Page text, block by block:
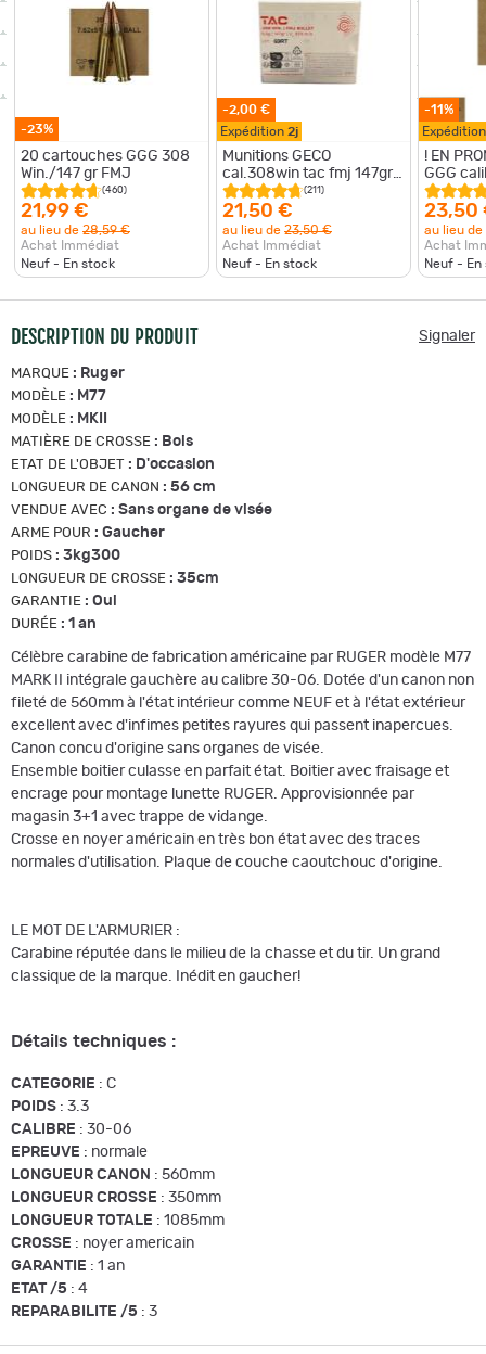
-23%
20 cartouches GGG 308
Win./147 gr FMJ
(460)
21,99 €
au lieu de 28,59 €
Achat Immédiat
Neuf - En stock
-2,00 €
Expédition 2j
Munitions GECO
cal.308win tac fmj 147gr
9.5g par 20 (211)
21,50 €
au lieu de 23,50 €
Achat Immédiat
Neuf - En stock
-11%
! EN
GGG
M80
147
23,50
au lieu de
Achat
Neuf - En
DESCRIPTION DU PRODUIT Signaler
MARQUE : Ruger
MODÈLE : M77
MODÈLE : MKII
MATIÈRE DE CROSSE : Bois
ETAT DE L'OBJET : D'occasion
LONGUEUR DE CANON : 56 cm
VENDUE AVEC : Sans organe de visée
ARME POUR : Gaucher
POIDS : 3kg300
LONGUEUR DE CROSSE : 35cm
GARANTIE : Oui
DURÉE : 1 an
Célèbre carabine de fabrication américaine par RUGER modèle M77
MARK II intégrale gauchère au calibre 30-06. Dotée d'un canon non
fileté de 560mm à l'état intérieur comme NEUF et à l'état extérieur
excellent avec d'infimes petites rayures qui passent inapercues.
Canon concu d'origine sans organes de visée.
Ensemble boitier culasse en parfait état. Boitier avec fraisage et
encrage pour montage lunette RUGER. Approvisionnée par
magasin 3+1 avec trappe de vidange.
Crosse en noyer américain en très bon état avec des traces
normales d'utilisation. Plaque de couche caoutchouc d'origine.
LE MOT DE L'ARMURIER :
Carabine réputée dans le milieu de la chasse et du tir. Un grand
classique de la marque. Inédit en gaucher!
Détails techniques :
CATEGORIE : C
POIDS : 3.3
CALIBRE : 30-06
EPREUVE : normale
LONGUEUR CANON : 560mm
LONGUEUR CROSSE : 350mm
LONGUEUR TOTALE : 1085mm
CROSSE : noyer americain
GARANTIE : 1 an
ETAT /5 : 4
REPARABILITE /5 : 3